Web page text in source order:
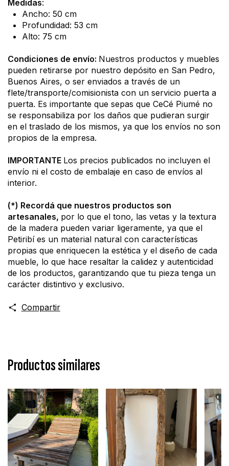
Medidas:
Ancho: 50 cm
Profundidad: 53 cm
Alto: 75 cm
Condiciones de envío: Nuestros productos y muebles
pueden retirarse por nuestro depósito en San Pedro,
Buenos Aires, o ser enviados a través de un
flete/transporte/comisionista con un servicio puerta a
puerta. Es importante que sepas que CeCé Piumé no
se responsabiliza por los daños que pudieran surgir
en el traslado de los mismos, ya que los envíos no son
propios de la empresa.
IMPORTANTE Los precios publicados no incluyen el
envío ni el costo de embalaje en caso de envíos al
interior.
(*) Recordá que nuestros productos son
artesanales, por lo que el tono, las vetas y la textura
de la madera pueden variar ligeramente, ya que el
Petiribí es un material natural con características
propias que enriquecen la estética y el diseño de cada
mueble, lo que hace resaltar la calidez y autenticidad
de los productos, garantizando que tu pieza tenga un
carácter distintivo y exclusivo.
Compartir
Productos similares